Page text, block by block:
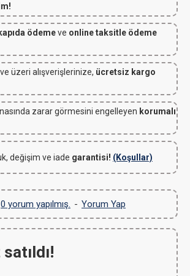
ödemeve online taksitle ödeme
ve üzeri alışverişlerinize, ücretsiz kargo
zarar görmesini engelleyen korumalı
değişim ve iade garantisi! (Koşullar)
0 yorum yapılmış. - Yorum Yap